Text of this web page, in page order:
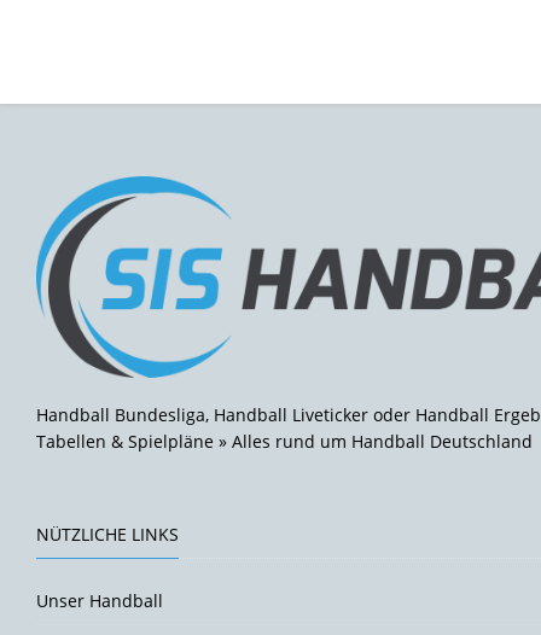
Handball Bundesliga, Handball Liveticker oder Handball
Tabellen & Spielpläne » Alles rund um Handball Deutschland
NÜTZLICHE LINKS
Unser Handball